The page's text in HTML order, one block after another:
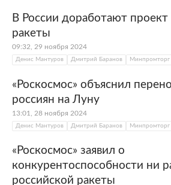
В России доработают проект
ракеты
09:32, 29 ноября 2024
Денис Мантуров Дмитрий Баранов Минпромторг
«Роскосмос» объяснил
россиян на Луну
13:01, 28 ноября 2024
Денис Мантуров Дмитрий Баранов Минпромторг
«Роскосмос» заявил о
конкурентоспособности ни
российской ракеты